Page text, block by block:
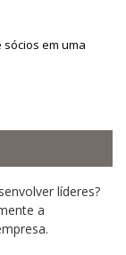
em uma
líderes?
a